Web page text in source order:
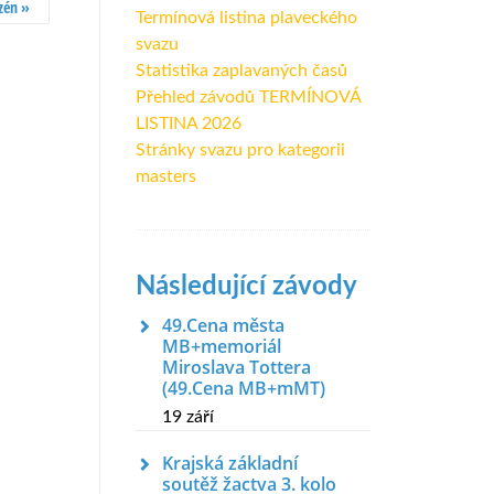
»
Termínová listina plaveckého
svazu
Statistika zaplavaných časů
Přehled závodů TERMÍNOVÁ
LISTINA 2026
Stránky svazu pro kategorii
masters
Následující závody
49.Cena města
MB+memoriál
Miroslava Tottera
(49.Cena MB+mMT)
19 září
Krajská základní
soutěž žactva 3. kolo